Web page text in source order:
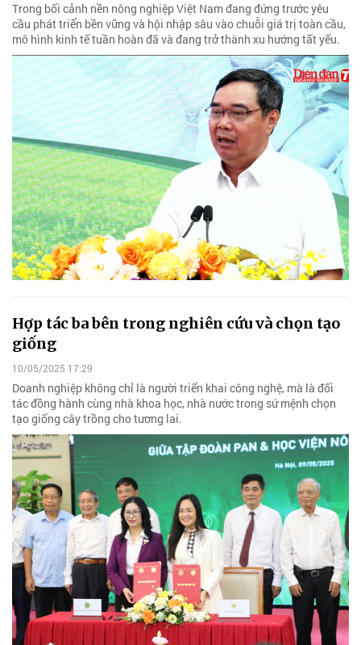
Trong bối cảnh nền nông nghiệp Việt Nam đang đứng trước yêu
cầu phát triển bền vững và hội nhập sâu vào chuỗi giá trị toàn cầu,
mô hình kinh tế tuần hoàn đã và đang trở thành xu hướng tất yếu.
Hợp tác ba bên trong nghiên cứu và chọn tạo
giống
10/05/2025 17:29
Doanh nghiệp không chỉ là người triển khai công nghệ, mà là đối
tác đồng hành cùng nhà khoa học, nhà nước trong sứ mệnh chọn
tạo giống cây trồng cho tương lai.